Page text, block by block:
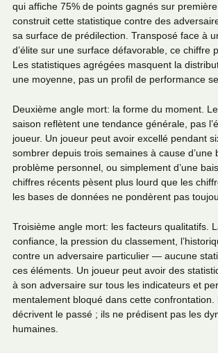
qui affiche 75% de points gagnés sur
construit cette statistique contre des
sa surface de prédilection. Transposé face à
d’élite sur une surface défavorable, ce chiffre
Les statistiques agrégées masquent la
une moyenne, pas un profil de performance
Deuxième angle mort: la forme du moment.
saison reflètent une tendance générale, pas
joueur. Un joueur peut avoir excellé pendant
sombrer depuis trois semaines à cause d’une
problème personnel, ou simplement d’une
chiffres récents pèsent plus lourd que les
les bases de données ne pondèrent pas
Troisième angle mort: les facteurs qualitatifs.
confiance, la pression du classement,
contre un adversaire particulier — aucune
ces éléments. Un joueur peut avoir des
à son adversaire sur tous les indicateurs et
mentalement bloqué dans cette confrontation.
décrivent le passé ; ils ne prédisent pas les
humaines.